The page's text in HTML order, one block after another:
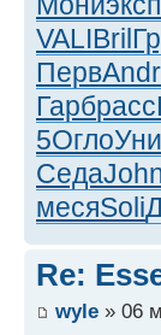
VALIBril
ПервAndr
Гарбрасс
5Огло
Седа
месяSoli
Re:
wyle » 06